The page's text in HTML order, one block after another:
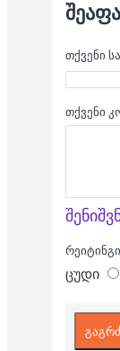
თქვენი
თქვენი
რეიტინგი
ცუდი